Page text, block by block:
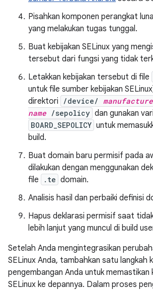
Pisahkan komponen perangkat
yang melakukan tugas tunggal.
Buat kebijakan SELinux yang
tersebut dari fungsi yang tidak
Letakkan kebijakan tersebut di file
untuk file sumber kebijakan
direktori
/device/
name /sepolicy dan gunakan
BOARD_SEPOLICY untuk
build.
Buat domain baru permisif pada
dilakukan dengan menggunakan
file
.te domain.
Analisis hasil dan perbaiki definisi
Hapus deklarasi permisif saat
lebih lanjut yang muncul di build
Setelah Anda mengintegrasikan
SELinux Anda, tambahkan satu langkah
pengembangan Anda untuk
SELinux ke depannya. Dalam proses